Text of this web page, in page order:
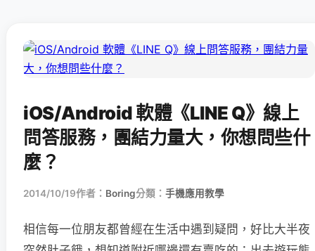
iOS/Android 軟體《LINE Q》線上
問答服務，團結力量大，你想問些什
麼？
2014/10/19作者： Boring分類： 手機應用教學
相信每一位朋友都曾經在生活中遇到疑問，好比大半夜